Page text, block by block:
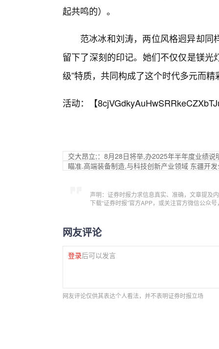
起共鸣的）。
范冰冰和刘涛，两位风格迥异却
留下了深刻的印记。她们不仅仅是镁光
级”特质，共同构成了这个时代多元而
活动：【
交大昂立;：8月28日将举,办2025年半年度业绩说
瞄准.高端装备制造,与科技创新产业领域 东疆开
声明：证券时报力求信息真实、准确，文章提及
下载“证券时报”官方APP，或关注官方微信公众
网友评论
登录后可以发言
网友评论仅供其表达个人看法，并不表明证券时报立场